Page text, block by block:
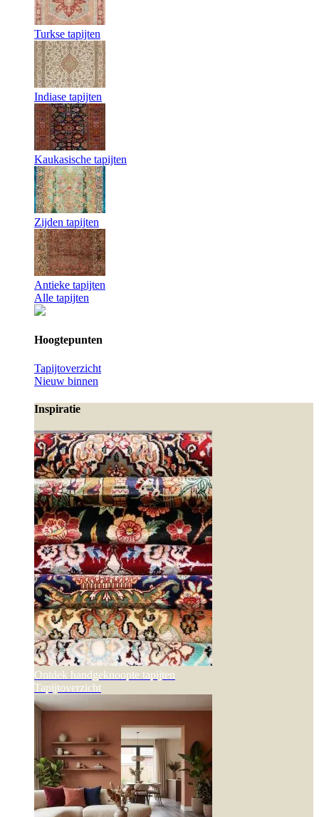
Turkse tapijten
Indiase tapijten
Kaukasische tapijten
Zijden tapijten
Antieke tapijten
Alle tapijten
Hoogtepunten
Tapijtoverzicht
Nieuw binnen
Inspiratie
Ontdek handgeknoopte tapijten
Tapijtoverzicht